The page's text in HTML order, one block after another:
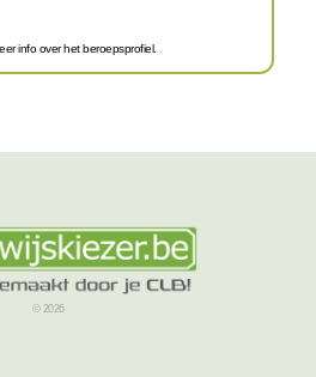
info over het beroepsprofiel.
© 2026